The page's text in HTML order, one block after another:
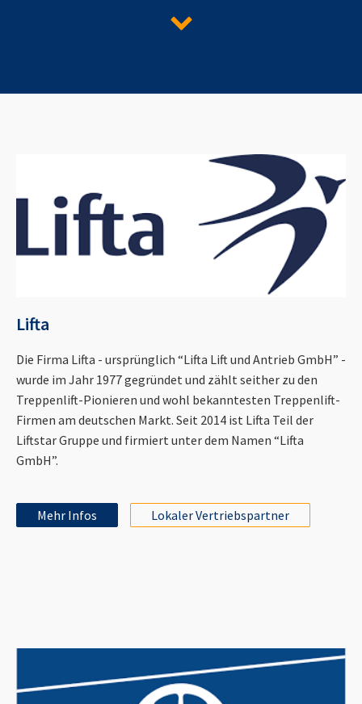
Lifta
Die Firma Lifta - ursprünglich “Lifta Lift und Antrieb GmbH” -
wurde im Jahr 1977 gegründet und zählt seither zu den
Treppenlift-Pionieren und wohl bekanntesten Treppenlift-
Firmen am deutschen Markt. Seit 2014 ist Lifta Teil der
Liftstar Gruppe und firmiert unter dem Namen “Lifta
GmbH”.
Mehr Infos Lokaler Vertriebspartner